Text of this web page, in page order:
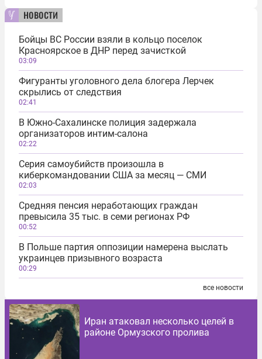
новости
Бойцы ВС России взяли в кольцо поселок
Красноярское в ДНР перед зачисткой
03:09
Фигуранты уголовного дела блогера Лерчек
скрылись от следствия
02:41
В Южно-Сахалинске полиция задержала
организаторов интим-салона
02:22
Серия самоубийств произошла в
киберкомандовании США за месяц — СМИ
02:03
Средняя пенсия неработающих граждан
превысила 35 тыс. в семи регионах РФ
00:52
В Польше партия оппозиции намерена выслать
украинцев призывного возраста
00:29
все новости
Иран атаковал несколько целей в
районе Ормузского пролива